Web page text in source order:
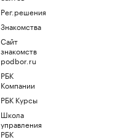
Рег.решения
Знакомства
Сайт
знакомств
podbor.ru
РБК
Компании
РБК Курсы
Школа
управления
РБК